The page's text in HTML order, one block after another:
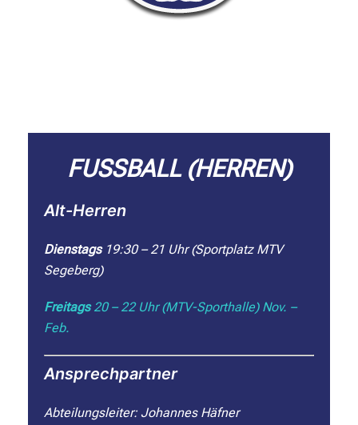
FUSSBALL (HERREN)
Alt-Herren
Dienstags19:30 – 21 Uhr (Sportplatz MTV
Segeberg)
Freitags20 – 22 Uhr (MTV-Sporthalle) Nov. –
Feb.
Ansprechpartner
Abteilungsleiter: Johannes Häfner